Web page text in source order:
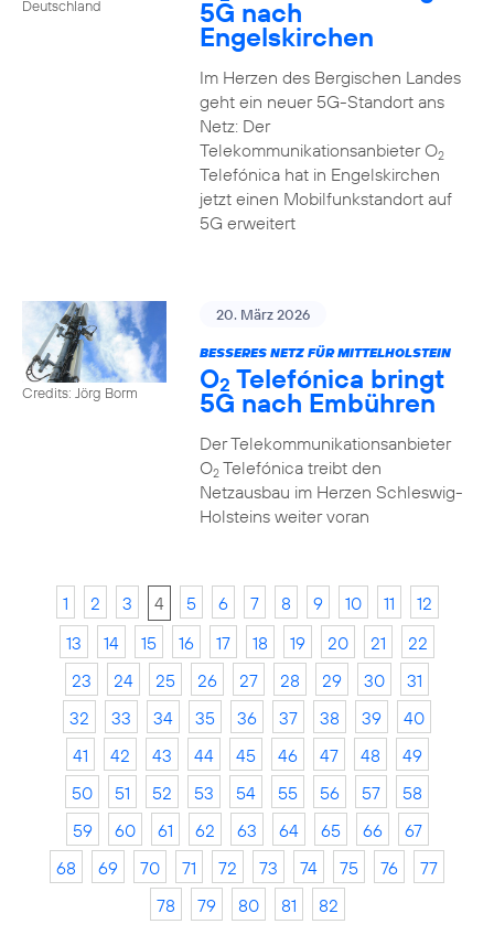
Deutschland
5G nach
Engelskirchen
Im Herzen des Bergischen Landes
geht ein neuer 5G-Standort ans
Netz: Der
Telekommunikationsanbieter O2
Telefónica hat in Engelskirchen
jetzt einen Mobilfunkstandort auf
5G erweitert
Credits: Jörg Borm
20. März 2026
BESSERES NETZ FÜR MITTELHOLSTEIN
O2 Telefónica bringt
5G nach Embühren
Der Telekommunikationsanbieter
O2Telefónica treibt den
Netzausbau im Herzen Schleswig-
Holsteins weiter voran
1 2 3 4 5 6 7 8 9 10 11
12
13
14 15 16 17 18 19 20 21
22
23
24 25 26 27 28 29 30
31
32
33 34 35 36 37 38 39
40
41
42 43 44 45 46 47 48
49
50
51 52 53 54 55 56 57
58
59
60 61 62 63 64 65 66
67
68
69 70 71 72 73 74 75 76
77
78
79 80 81 82